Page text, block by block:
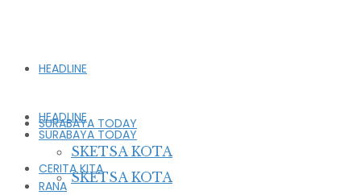
HEADLINE
SURABAYA TODAY
SKETSA KOTA
HEADLINE
SURABAYA TODAY
SKETSA KOTA
CERITA KITA
RANA